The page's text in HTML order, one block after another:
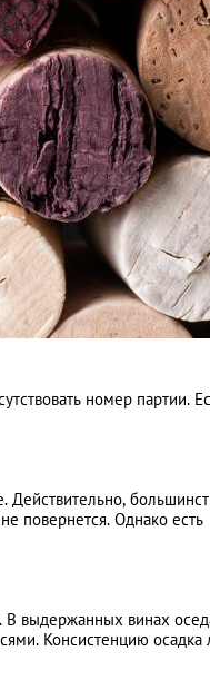
номер партии.
Действительно,
повернется. Однако есть
выдержанных винах
Консистенцию осадка
Vera Lazareva
52058